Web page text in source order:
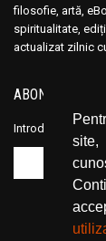
Carlos
Carol al
Carol J.
Carol
Caryl
Casanova
Carlos
Carol al
Carol J.
Carol
Caryl
Casanova
filosofie, artă,
spiritualitate,
actualizat zilnic
ABONEAZĂ-TE
Introduceți